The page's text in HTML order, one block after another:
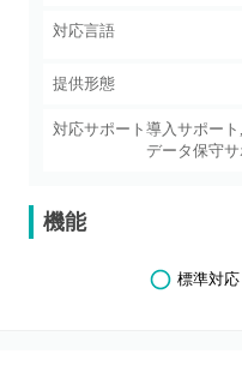
対応言語
提供形態
対応サポート 導入サポー
データ保守サ
機能
標準対応